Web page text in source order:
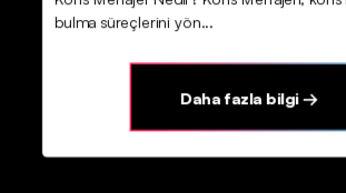
bulma süreçlerini yön...
Daha fazla bilgi →